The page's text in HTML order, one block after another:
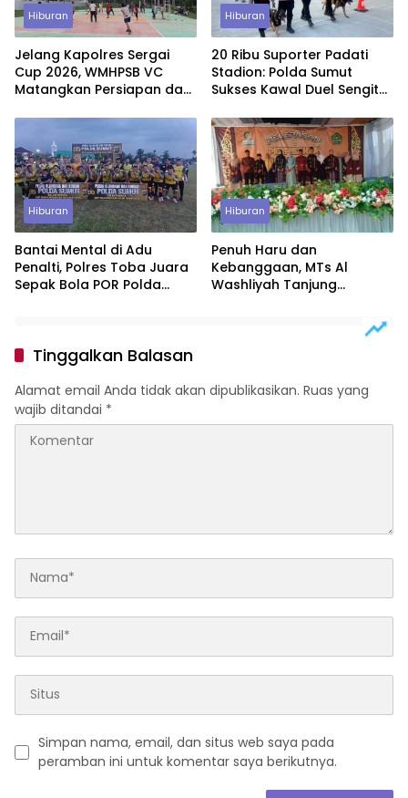
Hiburan
Jelang Kapolres Sergai
Cup 2026, WMHPSB VC
Matangkan Persiapan dan
Hiburan
20 Ribu Suporter Padati
Stadion: Polda Sumut
Sukses Kawal Duel Sengit
Hiburan
Bantai Mental di Adu
Penalti, Polres Toba Juara
Sepak Bola POR Polda
Hiburan
Penuh Haru dan
Kebanggaan, MTs Al
Washliyah Tanjung
Tinggalkan Balasan
Alamat email Anda tidak akan dipublikasikan. Ruas yang
wajib ditandai *
Simpan nama, email, dan situs web saya pada
peramban ini untuk komentar saya berikutnya.